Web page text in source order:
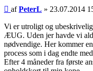
Indlæg
afPeterL » 23.07.2014
Vi er utroligt og
ÆUG. Uden jer havde vi
nødvendige. Her kommer
process som i dag endte
Efter 4 måneder fra første